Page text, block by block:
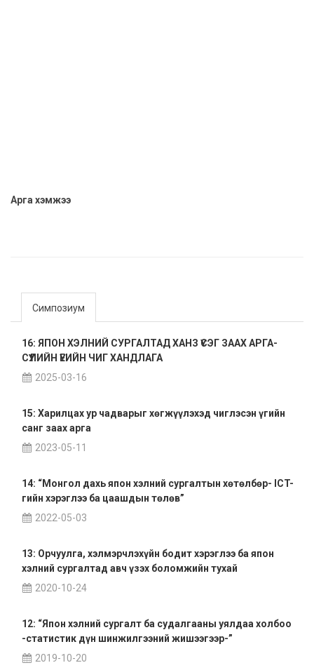
Арга хэмжээ
Симпозиум
16: ЯПОН ХЭЛНИЙ СУРГАЛТАД ХАНЗ ҮСЭГ ЗААХ АРГА-
СҮҮЛИЙН ҮЕИЙН ЧИГ ХАНДЛАГА
2025-03-16
15: Харилцах ур чадварыг хөгжүүлэхэд чиглэсэн үгийн
санг заах арга
2023-05-11
14: “Монгол дахь япон хэлний сургалтын хөтөлбөр- ICT-
гийн хэрэглээ ба цаашдын төлөв”
2022-05-03
13: Орчуулга, хэлмэрчлэхүйн бодит хэрэглээ ба япон
хэлний сургалтад авч үзэх боломжийн тухай
2020-10-24
12: “Япон хэлний сургалт ба судалгааны уялдаа холбоо
-статистик дүн шинжилгээний жишээгээр-”
2019-10-20